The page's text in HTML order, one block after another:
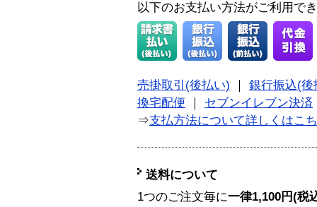
以下のお支払い方法がご利用で
売掛取引(後払い)
銀行振込(後
換宅配便
セブンイレブン決済
⇒支払方法について詳しくはこ
送料について
1つのご注文毎に一律1,100円(税